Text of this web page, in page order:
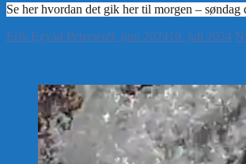
Erik Egvad Petersen9. juni 202410. juli 2024